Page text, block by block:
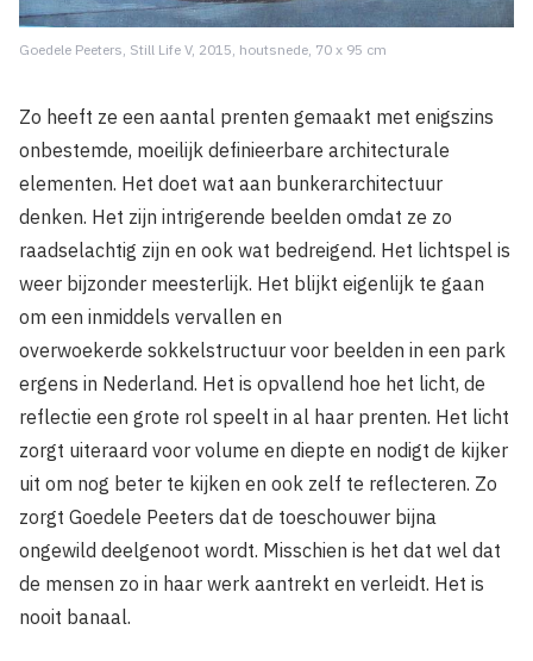
Goedele Peeters, Still Life V, 2015, houtsnede, 70 x 95 cm
Zo heeft ze een aantal prenten gemaakt met enigszins
onbestemde, moeilijk definieerbare architecturale
elementen. Het doet wat aan bunkerarchitectuur
denken. Het zijn intrigerende beelden omdat ze zo
raadselachtig zijn en ook wat bedreigend. Het lichtspel is
weer bijzonder meesterlijk. Het blijkt eigenlijk te gaan
om een inmiddels vervallen en
overwoekerde sokkelstructuur voor beelden in een park
ergens in Nederland. Het is opvallend hoe het licht, de
reflectie een grote rol speelt in al haar prenten. Het licht
zorgt uiteraard voor volume en diepte en nodigt de kijker
uit om nog beter te kijken en ook zelf te reflecteren. Zo
zorgt Goedele Peeters dat de toeschouwer bijna
ongewild deelgenoot wordt. Misschien is het dat wel dat
de mensen zo in haar werk aantrekt en verleidt. Het is
nooit banaal.